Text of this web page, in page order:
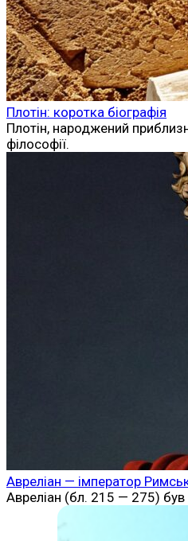
Плотін: коротка біографія
Плотін, народжений
філософії.
Авреліан — імператор
Авреліан (бл. 215 — 275) був